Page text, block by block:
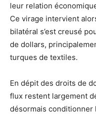
leur relation
Ce virage intervient
bilatéral s’est creusé
de dollars,
turques de textiles.
En dépit des droits de
flux restent largement
désormais conditionner